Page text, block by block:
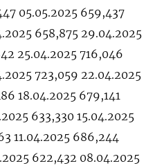
05.05.2025 659,437
658,875 29.04.2025
25.04.2025 716,046
723,059 22.04.2025
18.04.2025 679,141
633,330 15.04.2025
11.04.2025 686,244
622,432 08.04.2025